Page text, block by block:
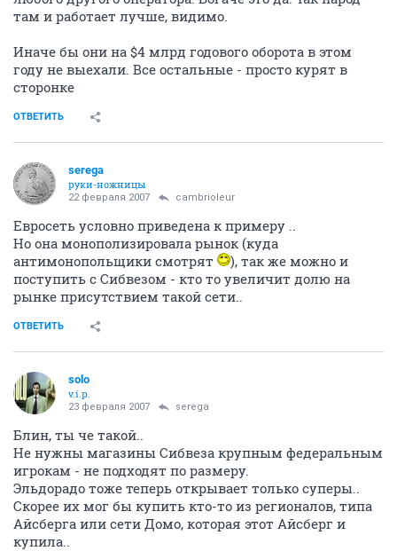
там и работает лучше, видимо.
Иначе бы они на $4 млрд годового оборота в этом
году не выехали. Все остальные - просто курят в
сторонке
ОТВЕТИТЬ
serega
руки-ножницы
22 февраля 2007 cambrioleur
Евросеть условно приведена к примеру ..
Но она монополизировала рынок (куда
антимонопольщики смотрят
), так же можно и
поступить с Сибвезом - кто то увеличит долю на
рынке присутствием такой сети..
ОТВЕТИТЬ
solo
v.i.p.
23 февраля 2007 serega
Блин, ты че такой..
Не нужны магазины Сибвеза крупным федеральным
игрокам - не подходят по размеру.
Эльдорадо тоже теперь открывает только суперы..
Скорее их мог бы купить кто-то из регионалов, типа
Айсберга или сети Домо, которая этот Айсберг и
купила..